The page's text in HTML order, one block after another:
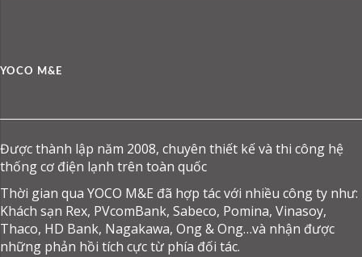
YOCO M&E
Được thành lập năm 2008, chuyên thiết kế và thi công hệ
thống cơ điện lạnh trên toàn quốc
Thời gian qua YOCO M&E đã hợp tác với nhiều công ty như:
Khách sạn Rex, PVcomBank, Sabeco, Pomina, Vinasoy,
Thaco, HD Bank, Nagakawa, Ong & Ong…và nhận được
những phản hồi tích cực từ phía đối tác.